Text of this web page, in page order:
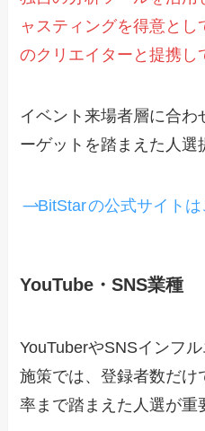
ャスティングを得意と
のクリエイターと提携し
イベント来場者層に合わ
ーゲットを踏まえた人選
BitStarの公式サイトは
YouTube・SNS業種
YouTuberやSNSインフ
施策では、登録者数だけ
率まで踏まえた人選が重